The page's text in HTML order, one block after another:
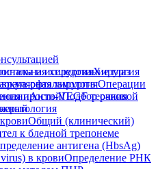
и исследование глаз
хирургияХирургия
хирургияОперации
Анти-VEGF терапия
офтальмолога
простойПодбор очковой
Общий (клинический)
к бледной трепонеме
антигена (HbsAg)
в кровиОпределение РНК